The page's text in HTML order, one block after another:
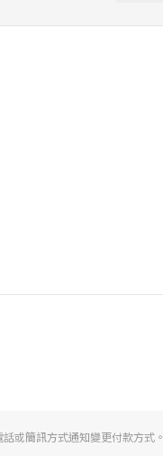
或簡訊方式通知變更付款方式。